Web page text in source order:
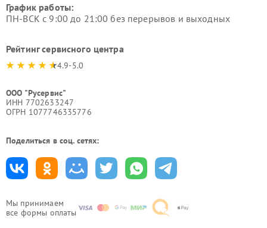
Мы принимаем
все формы оплаты
График работы:
ПН-ВСК с 9:00 до 21:00 без перерывов и выходных
Рейтинг сервисного центра
4.9-5.0
ООО "Русервис"
ИНН 7702633247
ОГРН 1077746335776
Поделиться в соц. сетях: